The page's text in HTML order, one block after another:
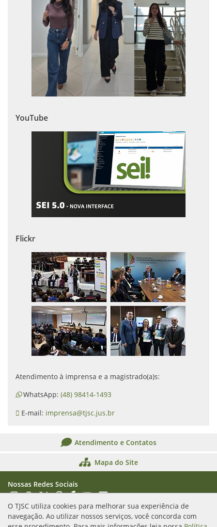
O TJSC utiliza cookies para melhorar sua experiência de
navegação. Ao utilizar nossos serviços, você concorda com
YouTube
Flickr
Atendimento à imprensa e a magistrado(a)s:
WhatsApp: (48) 98414-1493
E-mail: imprensa@tjsc.jus.br
Atendimento e Contatos
Mapa do Site
Nossas Redes Sociais
Acessar Instagram
Acessar WhatsApp
Acessar XAcessar Threads
Acessar Facebook
Acessar YouTube
Acessar Flickr
Acessar SoundCloud
Rua Álvaro Millen da Silveira, n. 208